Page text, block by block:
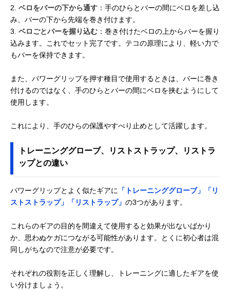
2. ベロをバーの下から通す ：手のひらとバーの間にベロを差し込
み、バーの下から先端を巻き付けます。
3. ベロごとバーを握り込む ：巻き付けたベロの上からバーを握り
込みます。これでセット完了です。テコの原理により、軽い力で
もバーを保持できます。
また、パワーグリップを押す種目で使用するときは、バーに巻き
付けるのではなく、手のひらとバーの間にベロを挟むようにして
使用します。
これにより、手のひらの保護やすべり止めとして活躍します。
トレーニンググローブ、リストストラップ、リストラ
ップとの違い
パワーグリップとよく似たギアに 「トレーニンググローブ」「リ
ストストラップ」「リストラップ」 の3つがあります。
これらのギアの目的を間違えて使用すると効果が出ないばかり
か、思わぬケガにつながる可能性があります。とくに初心者は混
同しがちなので注意が必要です。
それぞれの役割を正しく理解し、トレーニングに適したギアを使
い分けましょう。